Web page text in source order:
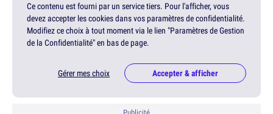
Ce contenu est fourni par un service tiers. Pour l'afficher, vous
devez accepter les cookies dans vos paramètres de confidentialité.
Modifiez ce choix à tout moment via le lien "Paramètres de Gestion
de la Confidentialité" en bas de page.
Gérer mes choix Accepter & afficher